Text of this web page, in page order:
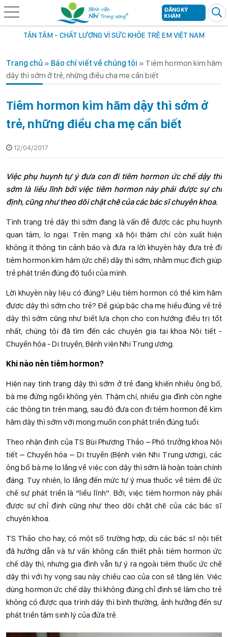
TẬN TÂM - CHẤT LƯỢNG VÌ SỨC KHỎE TRẺ EM VIỆT NAM
ĐĂNG KÝ
KHÁM
Trang chủ » Báo chí viết về chúng tôi » Tiêm hormon kìm hãm
dậy thì sớm ở trẻ, những điều cha mẹ cần biết
Tiêm hormon kìm hãm dậy thì sớm ở
trẻ, những điều cha mẹ cần biết
12/04/2017
Việc phụ huynh tự ý đưa con đi tiêm hormon ức chế dậy thì
sớm là liều lĩnh bởi việc tiêm hormon này phải được sự chỉ
định, cũng như theo dõi chặt chẽ của các bác sĩ chuyên khoa.
Tình trạng trẻ dậy thì sớm đang là vấn đề được các phụ huynh
quan tâm, lo ngại. Trên mạng xã hội thậm chí còn xuất hiện
không ít thông tin cảnh báo và đưa ra lời khuyên hãy đưa trẻ đi
tiêm hormon kìm hãm (ức chế) dậy thì sớm, nhằm mục đích giúp
trẻ phát triển đúng độ tuổi của mình.
Lời khuyên này liệu có đúng? Liệu tiêm hormon có thể kìm hãm
được dậy thì sớm cho trẻ? Để giúp bậc cha mẹ hiểu đúng về trẻ
dậy thì sớm cũng như biết lựa chọn cho con hướng điều trị tốt
nhất, chúng tôi đã tìm đến các chuyên gia tại khoa Nội tiết -
Chuyển hóa - Di truyền, Bệnh viện Nhi Trung ương.
Khi nào nên tiêm hormon?
Hiện nay tình trạng dậy thì sớm ở trẻ đang khiến nhiều ông bố,
bà mẹ đứng ngồi không yên. Thậm chí, nhiều gia đình còn nghe
các thông tin trên mạng, sau đó đưa con đi tiêm hormon để kìm
hãm dậy thì sớm với mong muốn con phát triển đúng tuổi.
Theo nhận định của TS Bùi Phương Thảo – Phó trưởng khoa Nội
tiết – Chuyển hóa – Di truyền (Bệnh viện Nhi Trung ương), các
ông bố bà mẹ lo lắng về việc con dậy thì sớm là hoàn toàn chính
đáng. Tuy nhiên, lo lắng đến mức tự ý mua thuốc về tiêm để ức
chế sự phát triển là “liều lĩnh”. Bởi, việc tiêm hormon này phải
được sự chỉ định cũng như theo dõi chặt chẽ của các bác sĩ
chuyên khoa.
TS Thảo cho hay, có một số trường hợp, dù các bác sĩ nội tiết
đã hướng dẫn và tư vấn không cần thiết phải tiêm hormon ức
chế dậy thì, nhưng gia đình vẫn tự ý ra ngoài tiêm thuốc ức chế
dậy thì với hy vọng sau này chiều cao của con sẽ tăng lên. Việc
dùng hormon ức chế dậy thì không đúng chỉ định sẽ làm cho trẻ
không có được qua trình dậy thì bình thường, ảnh hưởng đến sự
phát triển tâm sinh lý của đứa trẻ.